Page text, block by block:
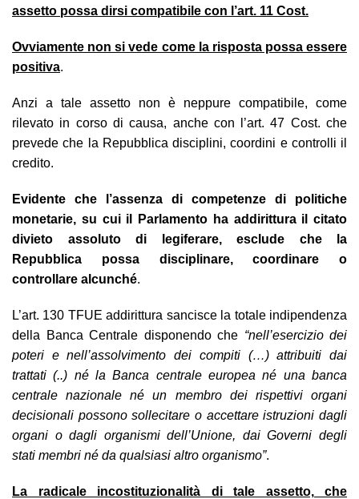
assetto possa dirsi compatibile con l’art. 11 Cost.
Ovviamente non si vede come la risposta possa essere
positiva.
Anzi a tale assetto non è neppure compatibile, come
rilevato in corso di causa, anche con l’art. 47 Cost. che
prevede che la Repubblica disciplini, coordini e controlli il
credito.
Evidente che l’assenza di competenze di politiche
monetarie, su cui il Parlamento ha addirittura il citato
divieto assoluto di legiferare, esclude che la
Repubblica possa disciplinare, coordinare o
controllare alcunché.
L’art. 130 TFUE addirittura sancisce la totale indipendenza
della Banca Centrale disponendo che “nell’esercizio dei
poteri e nell’assolvimento dei compiti (…) attribuiti dai
trattati (..) né la Banca centrale europea né una banca
centrale nazionale né un membro dei rispettivi organi
decisionali possono sollecitare o accettare istruzioni dagli
organi o dagli organismi dell’Unione, dai Governi degli
stati membri né da qualsiasi altro organismo”.
La radicale incostituzionalità di tale assetto, che